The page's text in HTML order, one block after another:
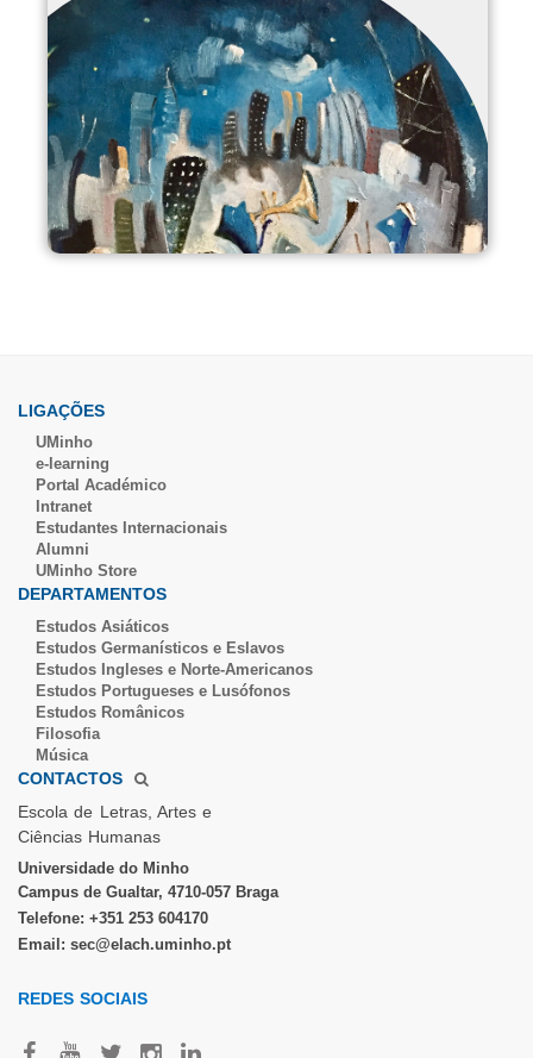
LIGAÇÕES
UMinho
e-learning
Portal Académico
Intranet
Estudantes Inter​​nacionais
Alumni
UMinho Store
DEPARTAMENTOS
Estudos Asiáticos
Estudos Germanísticos e Eslavos
Estudos Ingleses e Norte-​Americanos
Estudos Portugueses e Lusófonos
Estudos Românicos
Filosofia
Música
CONTACTOS
Escola de Letras, Artes e
Ciências Humanas
Universidade do Minho​
Campus de Gualtar, 4710-057 Braga
Telefone: +351 253 604170
Email: sec@elach.uminho.pt​
REDES SOCIAI​S